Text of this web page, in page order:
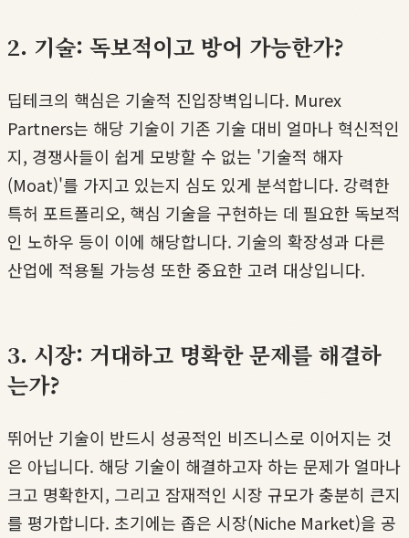
2. 기술: 독보적이고 방어 가능한가?
딥테크의 핵심은 기술적 진입장벽입니다. Murex
Partners는 해당 기술이 기존 기술 대비 얼마나 혁신적인
지, 경쟁사들이 쉽게 모방할 수 없는 '기술적 해자
(Moat)'를 가지고 있는지 심도 있게 분석합니다. 강력한
특허 포트폴리오, 핵심 기술을 구현하는 데 필요한 독보적
인 노하우 등이 이에 해당합니다. 기술의 확장성과 다른
산업에 적용될 가능성 또한 중요한 고려 대상입니다.
3. 시장: 거대하고 명확한 문제를 해결하
는가?
뛰어난 기술이 반드시 성공적인 비즈니스로 이어지는 것
은 아닙니다. 해당 기술이 해결하고자 하는 문제가 얼마나
크고 명확한지, 그리고 잠재적인 시장 규모가 충분히 큰지
를 평가합니다. 초기에는 좁은 시장(Niche Market)을 공